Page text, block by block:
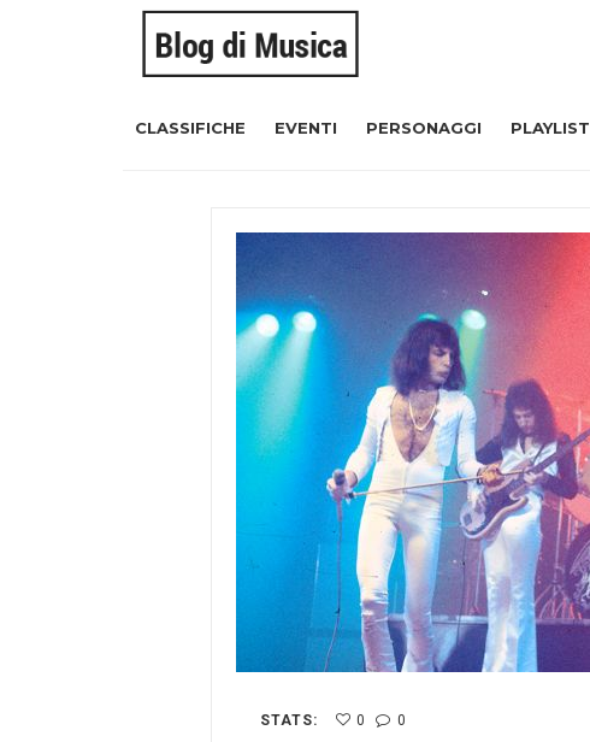
CLASSIFICHE EVENTI PERSONAGGI PLAYLIST
STATS: 0 0